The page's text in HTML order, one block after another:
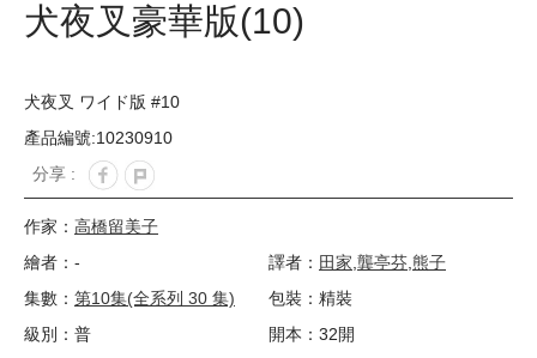
犬夜叉豪華版(10)
犬夜叉 ワイド版 #10
產品編號:10230910
分享 :
作家： 高橋留美子
繪者：-
譯者： 田家,龔亭芬,熊子
集數： 第10集(全系列 30 集)
包裝：精裝
級別：普
開本：32開